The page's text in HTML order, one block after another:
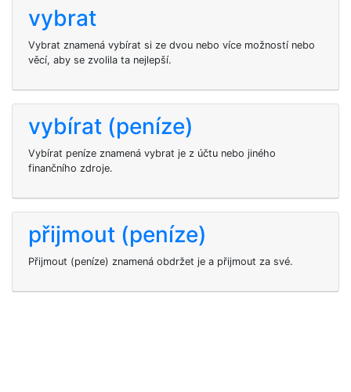
vybrat
Vybrat znamená vybírat si ze dvou nebo více možností nebo
věcí, aby se zvolila ta nejlepší.
vybírat (peníze)
Vybírat peníze znamená vybrat je z účtu nebo jiného
finančního zdroje.
přijmout (peníze)
Přijmout (peníze) znamená obdržet je a přijmout za své.